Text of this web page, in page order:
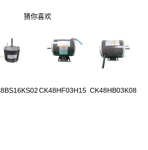
猜你喜欢
CK48HF03H15 CK48HB03K08